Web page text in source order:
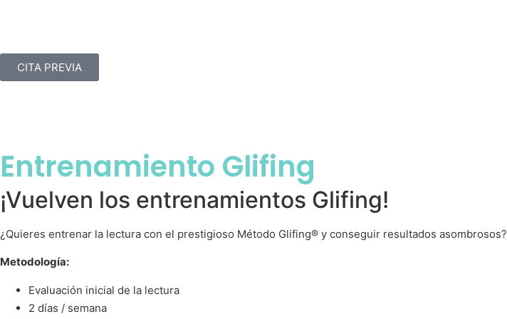
CITA PREVIA
Entrenamiento Glifing
¡Vuelven los entrenamientos Glifing!
¿Quieres entrenar la lectura con el prestigioso Método Glifing® y conseguir resultados asombrosos?
Metodología:
Evaluación inicial de la lectura
2 días / semana